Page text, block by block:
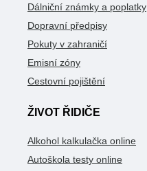
Dálniční známky a poplatky
Dopravní předpisy
Pokuty v zahraničí
Emisní zóny
Cestovní pojištění
ŽIVOT ŘIDIČE
Alkohol kalkulačka online
Autoškola testy online